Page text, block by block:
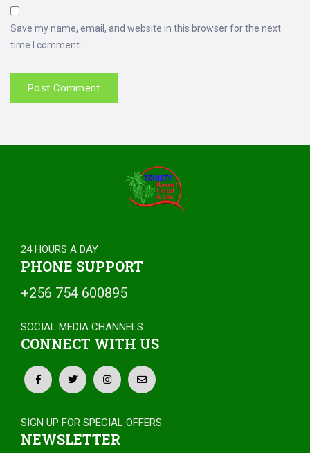
Save my name, email, and website in this browser for the next
time I comment.
24 HOURS A DAY
PHONE SUPPORT
+256 754 600895
SOCIAL MEDIA CHANNELS
CONNECT WITH US
SIGN UP FOR SPECIAL OFFERS
NEWSLETTER